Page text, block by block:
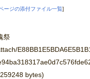
ージの添付ファイル一覧]
祭
bytes)